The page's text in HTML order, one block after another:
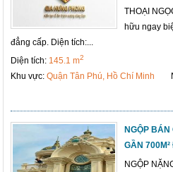
THOẠI
hữu ngay
đẳng cấp. Diện tích:...
Diện tích: 145.1 m2
Khu vực:Quận Tân Phú, Hồ Chí Minh
NGỘP BÁN
GẦN
NGỘP